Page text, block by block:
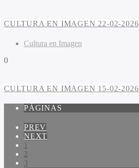
CULTURA EN IMAGEN 22-02-2026
Cultura en Imagen
0
CULTURA EN IMAGEN 15-02-2026
PÁGINAS
PREV
NEXT
1
2
3